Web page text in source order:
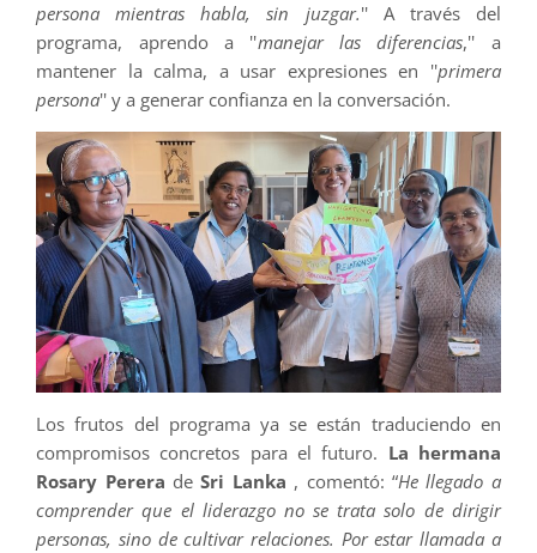
persona mientras habla, sin juzgar.'' A través del
programa, aprendo a ''manejar las diferencias,'' a
mantener la calma, a usar expresiones en ''primera
persona'' y a generar confianza en la conversación.
Los frutos del programa ya se están traduciendo en
compromisos concretos para el futuro. La hermana
Rosary Perera de Sri Lanka , comentó: “He llegado a
comprender que el liderazgo no se trata solo de dirigir
personas, sino de cultivar relaciones. Por estar llamada a